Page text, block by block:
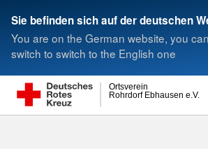
Sie befinden sich auf der deutschen
You are on the German website, you
switch to switch to the English one
Rohrdorf Ebhausen e.V.
Ortsverein